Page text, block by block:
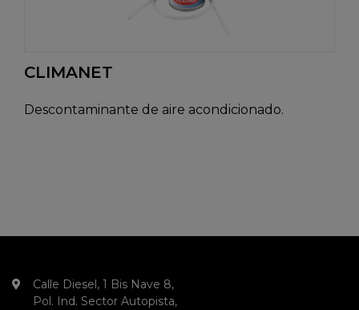
CLIMANET
Descontaminante de aire acondicionado.
Calle Diesel, 1 Bis Nave 8,
Pol. Ind. Sector Autopista,